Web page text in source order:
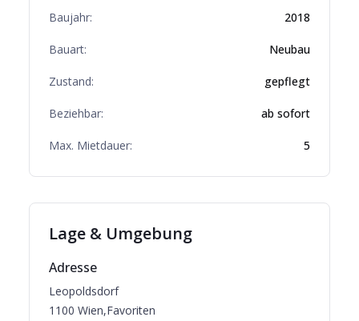
Baujahr: 2018
Bauart: Neubau
Zustand: gepflegt
Beziehbar: ab sofort
Max. Mietdauer: 5
Lage & Umgebung
Adresse
Leopoldsdorf
1100 Wien,Favoriten